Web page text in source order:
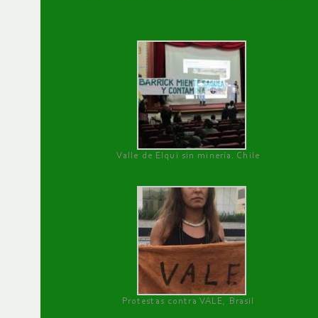
Valle de Elqui sin minería. Chile
Protestas contra VALE, Brasil